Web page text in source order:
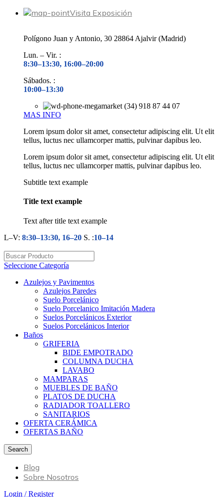
Visita Exposición
Polígono Juan y Antonio, 30 28864 Ajalvir (Madrid)
Lun. – Vir. :
8:30–13:30, 16:00–20:00
Sábados. :
10:00–13:30
(34) 918 87 44 07
MAS INFO
Lorem ipsum dolor sit amet, consectetur adipiscing elit. Ut elit
tellus, luctus nec ullamcorper mattis, pulvinar dapibus leo.
Lorem ipsum dolor sit amet, consectetur adipiscing elit. Ut elit
tellus, luctus nec ullamcorper mattis, pulvinar dapibus leo.
Subtitle text example
Title text example
Text after title text example
L–V: 8:30–13:30, 16–20 S. :10–14
Seleccione Categoría
Azulejos y Pavimentos
Azulejos Paredes
Suelo Porcelánico
Suelo Porcelanico Imitación Madera
Suelos Porcelánicos Exterior
Suelos Porcelánicos Interior
Baños
GRIFERIA
BIDE EMPOTRADO
COLUMNA DUCHA
LAVABO
MAMPARAS
MUEBLES DE BAÑO
PLATOS DE DUCHA
RADIADOR TOALLERO
SANITARIOS
OFERTA CERÁMICA
OFERTAS BAÑO
Search
Blog
Sobre Nosotros
Login / Register